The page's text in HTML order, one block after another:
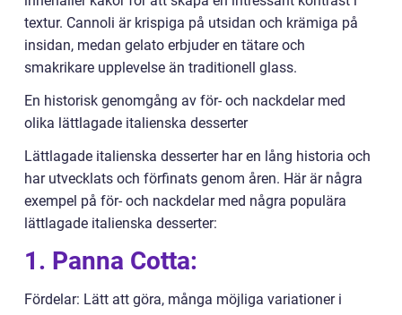
textur. Cannoli är krispiga på utsidan och krämiga på
insidan, medan gelato erbjuder en tätare och
smakrikare upplevelse än traditionell glass.
En historisk genomgång av för- och nackdelar med
olika lättlagade italienska desserter
Lättlagade italienska desserter har en lång historia och
har utvecklats och förfinats genom åren. Här är några
exempel på för- och nackdelar med några populära
lättlagade italienska desserter:
1. Panna Cotta:
Fördelar: Lätt att göra, många möjliga variationer i